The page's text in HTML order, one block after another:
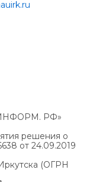
РФ»
решения о
от 24.09.2019
(ОГРН